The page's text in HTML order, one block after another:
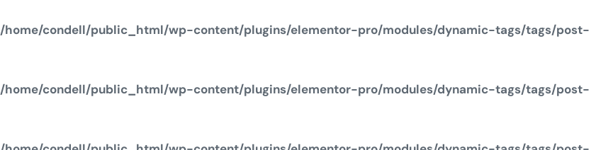
/home/condell/public_html/wp-content/plugins/elementor-pro/modules/dynamic-tags/tags/post-
/home/condell/public_html/wp-content/plugins/elementor-pro/modules/dynamic-tags/tags/post-